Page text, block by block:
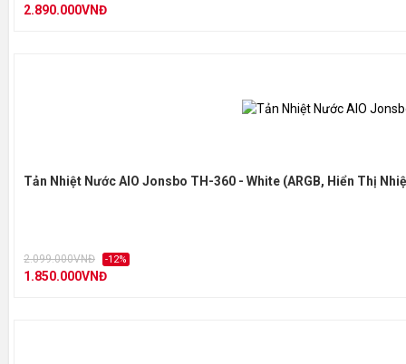
2.890.000VNĐ
Tản Nhiệt Nước AIO Jonsbo TH-360 - White (ARGB, Hiển Thị
2.099.000VNĐ -12%
1.850.000VNĐ